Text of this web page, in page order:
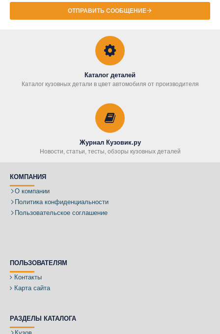
ОТПРАВИТЬ СООБЩЕНИЕ
Каталог деталей
Каталог кузовных детали в цвет автомобиля от производителя
Журнал Кузовик.ру
Новости, статьи, тесты, обзоры кузовных деталей
КОМПАНИЯ
О компании
Политика конфиденциальности
Пользовательское соглашение
ПОЛЬЗОВАТЕЛЯМ
Контакты
Карта сайта
РАЗДЕЛЫ КАТАЛОГА